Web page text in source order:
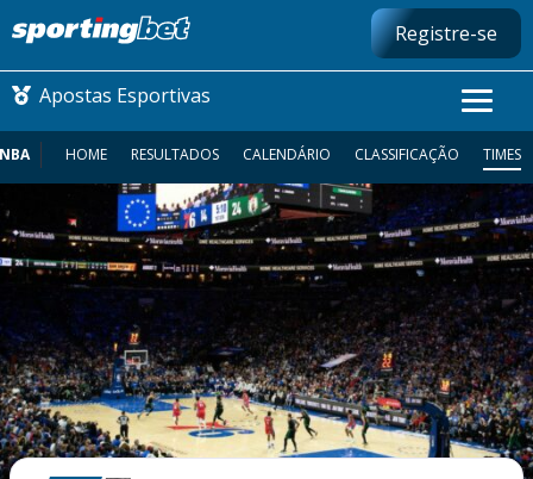
Registre-se
Apostas Esportivas
CONMEBOL LIBERTADORES
FUTEBOL NACIONAL
FUTEBOL INTERNACIONAL
COMO APOSTAR
MAIS ESPORTES
NBA HOME RESULTADOS CALENDÁRIO CLASSIFICAÇÃO TIMES